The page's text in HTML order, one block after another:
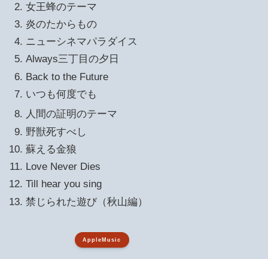
女王蜂のテーマ
炎のたからもの
ニューシネマパラダイス
Always三丁目の夕日
Back to the Future
いつも何度でも
人間の証明のテーマ
野獣死すべし
蘇える金狼
Love Never Dies
Till hear you sing
禁じられた遊び（秋山編）
AppleMusic